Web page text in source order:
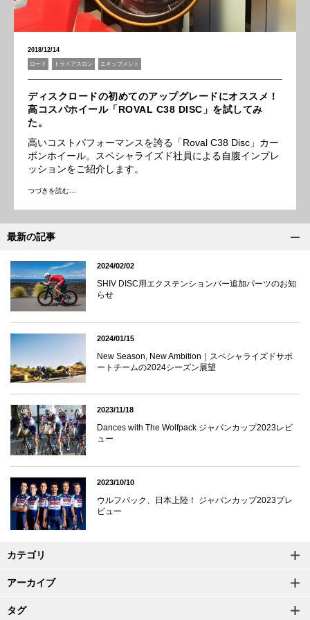
2018/12/14
ロード トライアスロン エキップメント
ディスクロードの初めてのアップグレードにオススメ！
高コスパホイール「ROVAL C38 DISC」を試してみ
た。
高いコストパフォーマンスを誇る「Roval C38 Disc」カー
ボンホイール。スペシャライズド社員による自腹インプレ
ッションをご紹介します。
つづきを読む…
最新の記事
2024/02/02
SHIV DISC用エクステンションバー追加パーツのお知
らせ
2024/01/15
New Season, New Ambition｜スペシャライズドサポ
ートチームの2024シーズン展望
2023/11/18
Dances with The Wolfpack ジャパンカップ2023レビ
ュー
2023/10/10
ウルフパック、日本上陸！ ジャパンカップ2023プレ
ビュー
カテゴリ
アーカイブ
タグ